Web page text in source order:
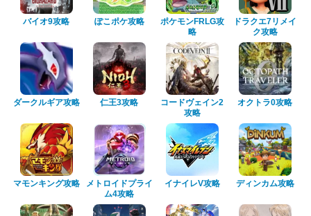
バイオ9攻略 ぽこポケ攻略
ポケモンFRLG攻
略
ドラクエ7リメイ
ク攻略
ダークルギア攻略 仁王3攻略
コードヴェイン2
攻略
オクトラ0攻略
マモンキング攻略
メトロイドプライ
ム4攻略
イナイレV攻略 ディンカム攻略